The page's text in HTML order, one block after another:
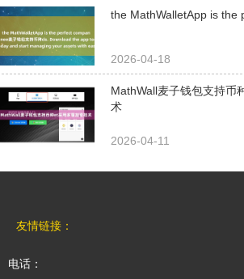
2026-04-18
the MathWalletApp is the
2026-04-11
MathWall麦子钱包支持币
术
友情链接：
电话：